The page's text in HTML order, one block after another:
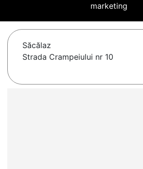
marketing
Săcălaz
Strada Crampeiului nr 10